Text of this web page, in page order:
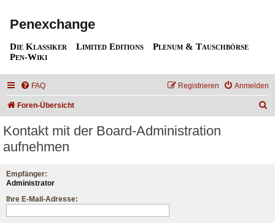
Penexchange
Die Klassiker Limited Editions
Plenum & Tauschbörse
Pen-Wiki
FAQ Anmelden
Registrieren
Foren-Übersicht
Kontakt mit der Board-Administration
aufnehmen
Empfänger:
Administrator
Ihre E-Mail-Adresse: